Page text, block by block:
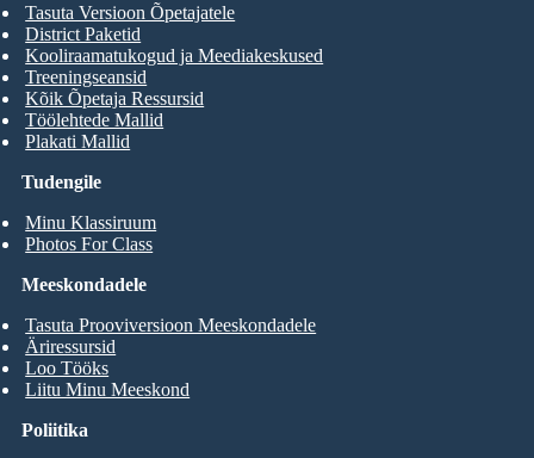
Tudengile
Minu Klassiruum
Photos For Class
Tasuta Versioon Õpetajatele
District Paketid
Kooliraamatukogud ja Meediakeskused
Treeningseansid
Kõik Õpetaja Ressursid
Töölehtede Mallid
Plakati Mallid
Meeskondadele
Tasuta Prooviversioon Meeskondadele
Äriressursid
Loo Tööks
Liitu Minu Meeskond
Poliitika